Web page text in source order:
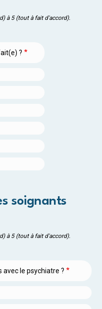
à 5 (tout à fait d'accord).
?
soignants
à 5 (tout à fait d'accord).
le psychiatre ?